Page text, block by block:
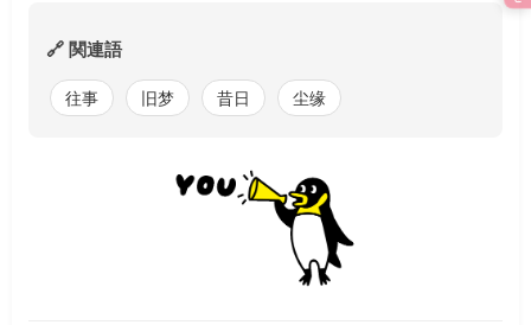
🔗 関連語
往事 旧梦 昔日 尘缘